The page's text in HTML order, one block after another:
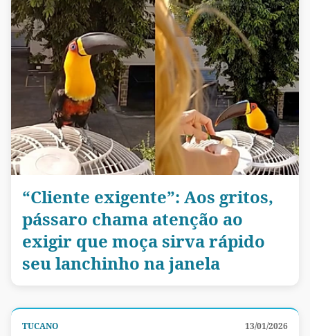
“Cliente exigente”: Aos gritos,
pássaro chama atenção ao
exigir que moça sirva rápido
seu lanchinho na janela
TUCANO 13/01/2026